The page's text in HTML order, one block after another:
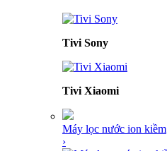
Tivi Sony
Tivi Xiaomi
Máy lọc nước ion kiềm
›